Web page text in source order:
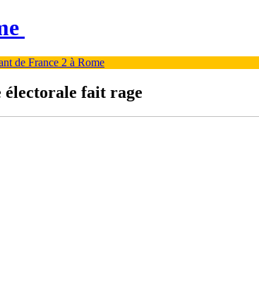
de France 2 à Rome
fait rage